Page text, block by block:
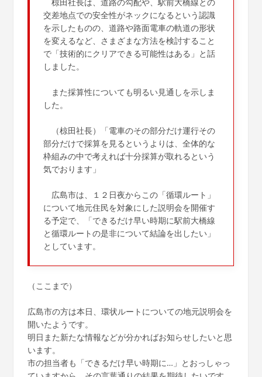
交差地点での安全性がネックになるという認識
を示したものの、道路や路面電車の軌道の形状
を変えるなど、さまざまな方法を検討すること
で「技術的にクリアできる可能性はある」と話
しました。
また採算性についても明るい見通しを示しま
した。
（椋田社長）「電車のその部分だけ運行その
部分だけで採算を見るというよりは、全体的な
枠組みの中で考えれば十分採算が取れるという
気でおります」
広島市は、１２日夜からこの「循環ルート」
について地元住民を対象にした説明会を開催す
る予定で、「できるだけ早い時期に駅前大橋線
と循環ルートの是非について結論を出したい」
としています。
（ここまで）
広島市の方は本日、環状ルートについての地元説明会を
開いたようです。
明日また新たな情報などが分かればお知らせしたいと思
います。
市の担当者も「できるだけ早い時期に…」とおっしゃっ